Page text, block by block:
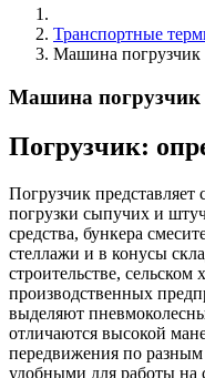
Транспортные
Машина погрузчик
Машина погрузчик
Погрузчик:
Погрузчик
погрузки сыпучих и
средства, бункера
стеллажи и в конусы
строительстве, сельском
производственных
выделяют
отличаются высокой
передвижения по разным
удобными для работы на